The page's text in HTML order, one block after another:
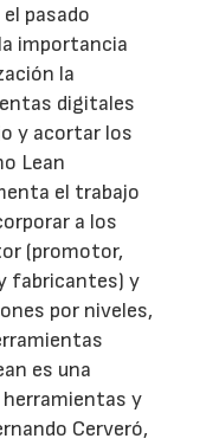
pasado
importancia
la
digitales
y acortar los
Lean
el trabajo
a los
(promotor,
fabricantes) y
por niveles,
es una
y
Cerveró,